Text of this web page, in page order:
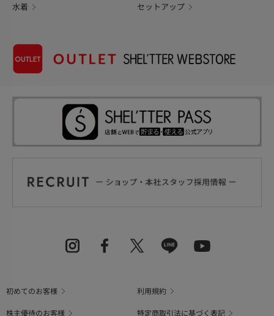
水着 セットアップ
初めてのお客様
利用規約
株主優待のお客様
特定商取引法に基づく表記